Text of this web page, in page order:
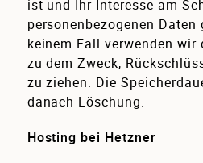
ist und Ihr Interesse am
personenbezogenen
keinem Fall verwenden wir
zu dem Zweck,
zu ziehen. Die
danach Löschung.
Hosting bei Hetzner